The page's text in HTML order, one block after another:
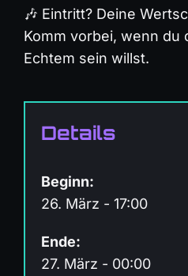
🎶 Eintritt? Deine
Komm vorbei, wenn du
Echtem sein willst.
Details
Beginn:
26. März - 17:00
Ende:
27. März - 00:00